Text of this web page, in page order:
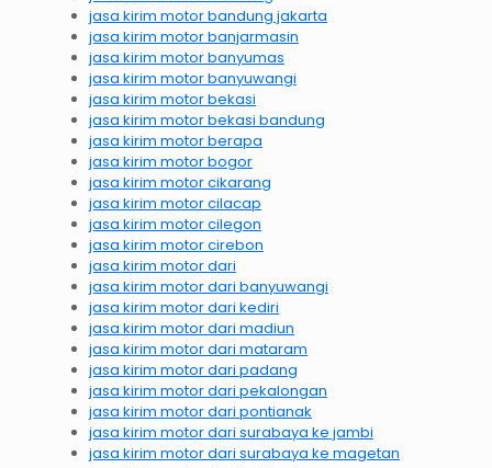
jasa kirim motor bandung jakarta
jasa kirim motor banjarmasin
jasa kirim motor banyumas
jasa kirim motor banyuwangi
jasa kirim motor bekasi
jasa kirim motor bekasi bandung
jasa kirim motor berapa
jasa kirim motor bogor
jasa kirim motor cikarang
jasa kirim motor cilacap
jasa kirim motor cilegon
jasa kirim motor cirebon
jasa kirim motor dari
jasa kirim motor dari banyuwangi
jasa kirim motor dari kediri
jasa kirim motor dari madiun
jasa kirim motor dari mataram
jasa kirim motor dari padang
jasa kirim motor dari pekalongan
jasa kirim motor dari pontianak
jasa kirim motor dari surabaya ke jambi
jasa kirim motor dari surabaya ke magetan